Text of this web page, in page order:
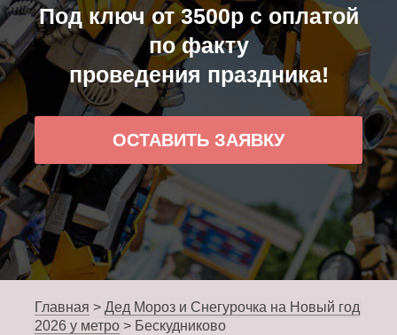
Под ключ от 3500р с оплатой
по факту
проведения праздника!
ОСТАВИТЬ ЗАЯВКУ
Главная > Дед Мороз и Снегурочка на Новый год
2026 у метро > Бескудниково